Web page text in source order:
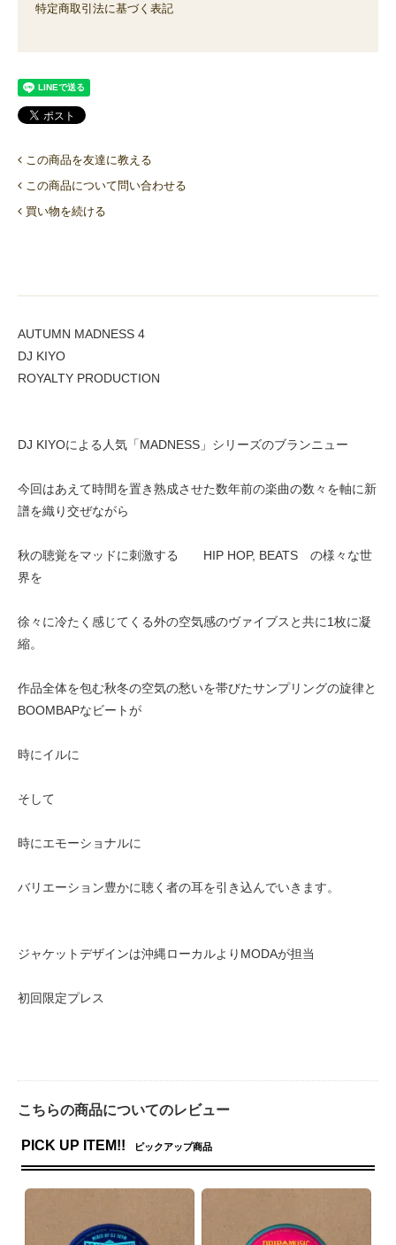
特定商取引法に基づく表記
この商品を友達に教える
この商品について問い合わせる
買い物を続ける
AUTUMN MADNESS 4
DJ KIYO
ROYALTY PRODUCTION
DJ KIYOによる人気「MADNESS」シリーズのブランニュー
今回はあえて時間を置き熟成させた数年前の楽曲の数々を軸に新
譜を織り交ぜながら
秋の聴覚をマッドに刺激する HIP HOP, BEATS の様々な世
界を
徐々に冷たく感じてくる外の空気感のヴァイブスと共に1枚に凝
縮。
作品全体を包む秋冬の空気の愁いを帯びたサンプリングの旋律と
BOOMBAPなビートが
時にイルに
そして
時にエモーショナルに
バリエーション豊かに聴く者の耳を引き込んでいきます。
ジャケットデザインは沖縄ローカルよりMODAが担当
初回限定プレス
こちらの商品についてのレビュー
PICK UP ITEM!! ピックアップ商品